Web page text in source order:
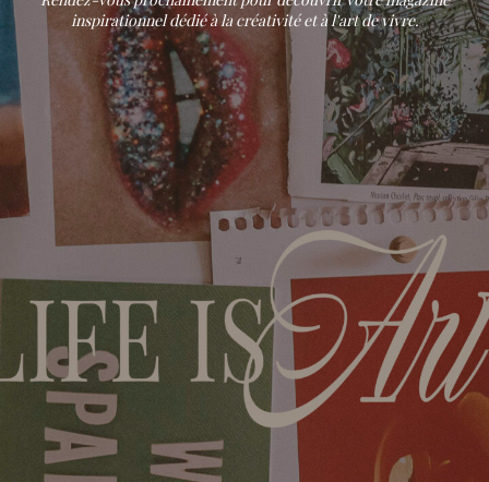
inspirationnel dédié à la créativité et à l'art de vivre.